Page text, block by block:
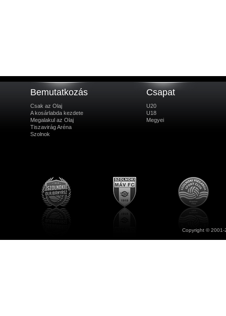
Bemutatkozás
Csak az Olaj
A kosárlabda kezdete
Megalakul az Olaj
Tiszavirág Aréna
Szolnok
Csapat
U20
U18
Megyei
Copyright ©